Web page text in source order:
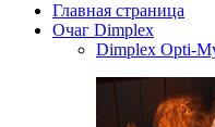
Главная страница
Очаг Dimplex
Dimplex Opti-